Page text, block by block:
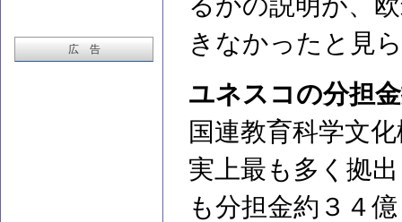
広 告
きなかったと見
ユネスコの分担
国連教育科学文
実上最も多く拠
も分担金約３４